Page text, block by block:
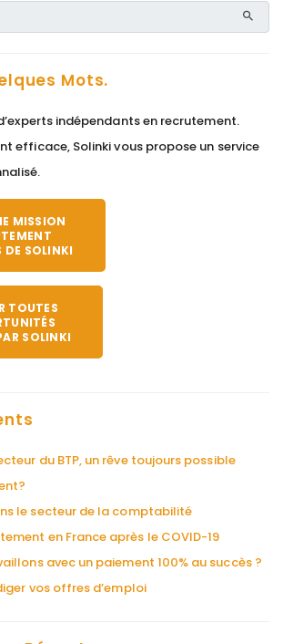
Mots.
indépendants en recrutement.
efficace, Solinki vous propose un service
MISSION
DE SOLINKI
TOUTES
SOLINKI
du BTP, un rêve toujours possible
le secteur de la comptabilité
en France après le COVID-19
avec un paiement 100% au succès ?
vos offres d’emploi